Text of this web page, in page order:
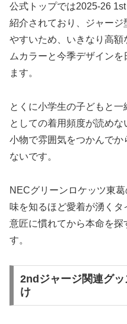
公式トップでは2025-26
紹介されており、ジャー
やすいため、いきなり高
ムカラーと今季デザイン
ます。
とくに小学生の子どもと
としての着用頻度が読め
小物で雰囲気をつかんで
ないです。
NECグリーンロケッツ東
味を知るほど愛着が湧く
意匠に慣れてから本命を
す。
2ndジャージ関連グ
け